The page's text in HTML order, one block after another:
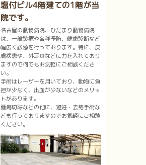
塩付ビル4階建ての1階が当
院です。
名古屋の動物病院、ひだまり動物病院
は、一般診療や各種予防、健康診断など
幅広く診療を行っております。特に、皮
膚疾患や、外耳炎などに力を入れており
ますので何でもお気軽にご相談くださ
い。
手術はレーザーを用いており、動物に負
担が少なく、出血が少ないなどのメリッ
トがあります。
腫瘍切除などの他に、避妊・去勢手術な
ども行っておりますのでお気軽にご相談
ください。